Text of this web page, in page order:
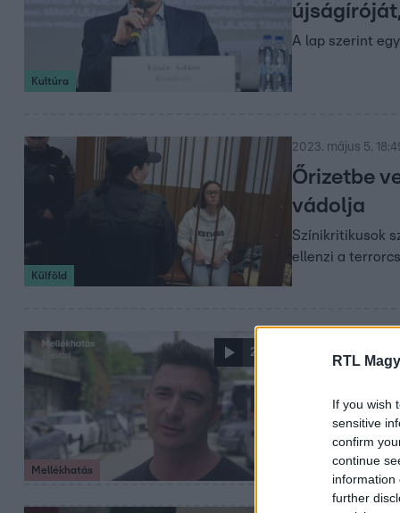
RTL
If you wish
sensitive
confirm
continue
information
further
Kultúra
A lap szerint
Külföld
2023. május 5.
Őrizetbe
vádolja
Színikritikusok
ellenzi a
2:22
Mellékhatás
„Bele
el, mi vár
A stáb nagyon
sorozat
RTL+-on!